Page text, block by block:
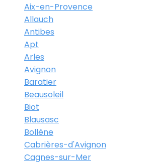
Aix-en-Provence
Allauch
Antibes
Apt
Arles
Avignon
Baratier
Beausoleil
Biot
Blausasc
Bollène
Cabrières-d'Avignon
Cagnes-sur-Mer